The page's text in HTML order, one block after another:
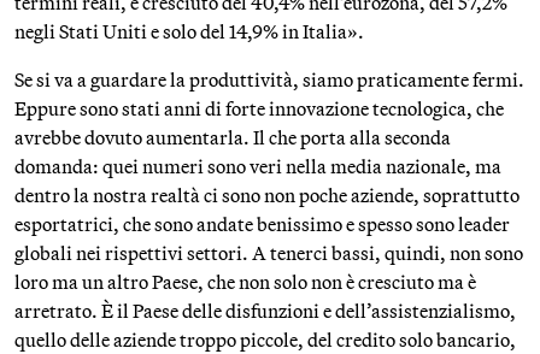
negli Stati Uniti e solo del 14,9% in Italia».
Se si va a guardare la produttività, siamo praticamente fermi.
Eppure sono stati anni di forte innovazione tecnologica, che
avrebbe dovuto aumentarla. Il che porta alla seconda
domanda: quei numeri sono veri nella media nazionale, ma
dentro la nostra realtà ci sono non poche aziende, soprattutto
esportatrici, che sono andate benissimo e spesso sono leader
globali nei rispettivi settori. A tenerci bassi, quindi, non sono
loro ma un altro Paese, che non solo non è cresciuto ma è
arretrato. È il Paese delle disfunzioni e dell’assistenzialismo,
quello delle aziende troppo piccole, del credito solo bancario,